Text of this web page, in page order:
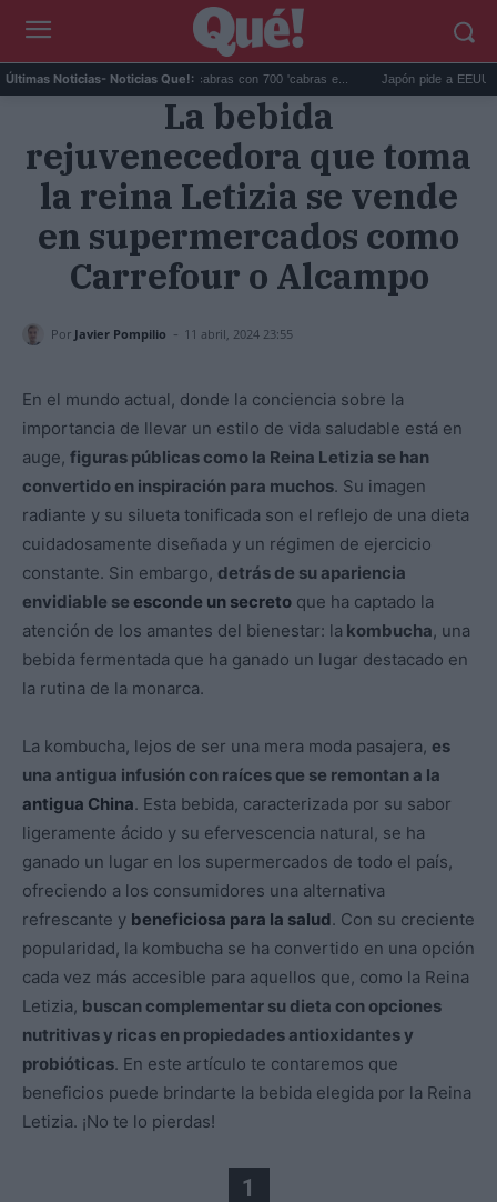
Últimas Noticias- Noticias Que!:
Galápagos eliminó 140.000 cabras con 700 'cabras e... Japón pide a EEUU que
La bebida
rejuvenecedora que toma
la reina Letizia se vende
en supermercados como
Carrefour o Alcampo
Por Javier Pompilio - 11 abril, 2024 23:55
En el mundo actual, donde la conciencia sobre la
importancia de llevar un estilo de vida saludable está en
auge, figuras públicas como la Reina Letizia se han
convertido en inspiración para muchos. Su imagen
radiante y su silueta tonificada son el reflejo de una dieta
cuidadosamente diseñada y un régimen de ejercicio
constante. Sin embargo, detrás de su apariencia
envidiable se esconde un secreto que ha captado la
atención de los amantes del bienestar: la kombucha, una
bebida fermentada que ha ganado un lugar destacado en
la rutina de la monarca.
La kombucha, lejos de ser una mera moda pasajera, es
una antigua infusión con raíces que se remontan a la
antigua China. Esta bebida, caracterizada por su sabor
ligeramente ácido y su efervescencia natural, se ha
ganado un lugar en los supermercados de todo el país,
ofreciendo a los consumidores una alternativa
refrescante y beneficiosa para la salud. Con su creciente
popularidad, la kombucha se ha convertido en una opción
cada vez más accesible para aquellos que, como la Reina
Letizia, buscan complementar su dieta con opciones
nutritivas y ricas en propiedades antioxidantes y
probióticas. En este artículo te contaremos que
beneficios puede brindarte la bebida elegida por la Reina
Letizia. ¡No te lo pierdas!
1